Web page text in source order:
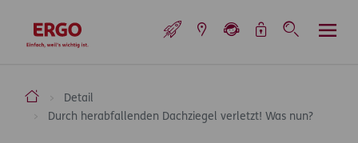
zur Startseite
ERGO Versicherung Aktiengesellschaft
Detail
Durch herabfallenden Dachziegel verletzt! Was nun?